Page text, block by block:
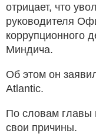
отрицает, что
руководителя
коррупционного
Миндича.
Об этом он
Atlantic.
По словам главы
свои причины.